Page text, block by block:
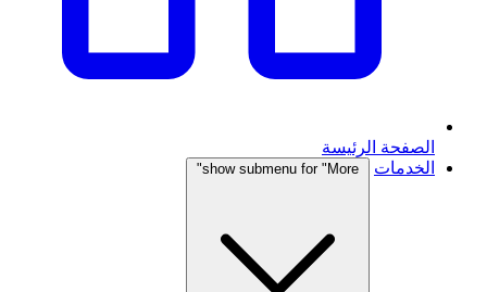
الصفحة الرئيسة
الخدمات
show submenu for "More"